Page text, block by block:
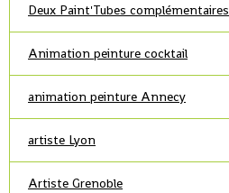
Deux Paint'Tubes complémentaires
Animation peinture cocktail
animation peinture Annecy
artiste Lyon
Artiste Grenoble